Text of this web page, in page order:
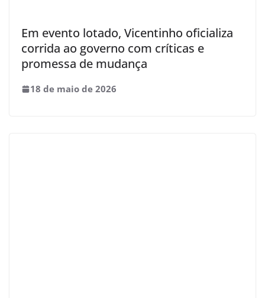
Em evento lotado, Vicentinho oficializa
corrida ao governo com críticas e
promessa de mudança
18 de maio de 2026